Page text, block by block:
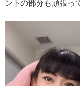
ントの部分も頑張っ